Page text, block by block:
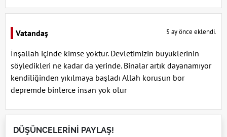
Vatandaş 5 ay önce eklendi.
İnşallah içinde kimse yoktur. Devletimizin büyüklerinin
söyledikleri ne kadar da yerinde. Binalar artık dayanamıyor
kendiliğinden yıkılmaya başladı Allah korusun bor
depremde binlerce insan yok olur
DÜŞÜNCELERİNİ PAYLAŞ!